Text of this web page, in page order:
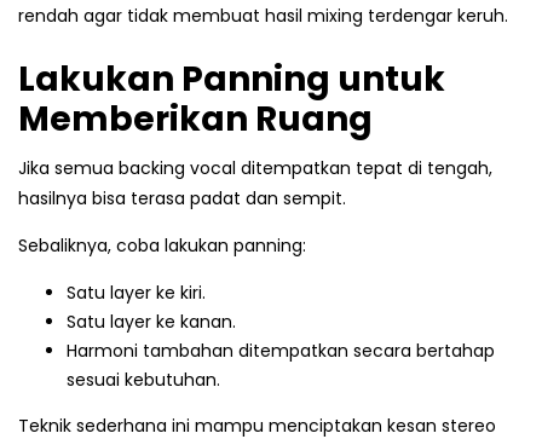
rendah agar tidak membuat hasil mixing terdengar keruh.
Lakukan Panning untuk
Memberikan Ruang
Jika semua backing vocal ditempatkan tepat di tengah,
hasilnya bisa terasa padat dan sempit.
Sebaliknya, coba lakukan panning:
Satu layer ke kiri.
Satu layer ke kanan.
Harmoni tambahan ditempatkan secara bertahap
sesuai kebutuhan.
Teknik sederhana ini mampu menciptakan kesan stereo